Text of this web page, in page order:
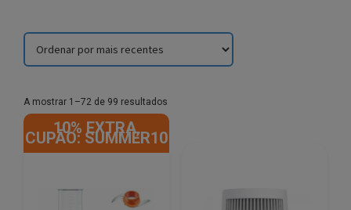
A mostrar 1–72 de 99 resultados
by
10% EXTRA,
CUPÃO: SUMMER10